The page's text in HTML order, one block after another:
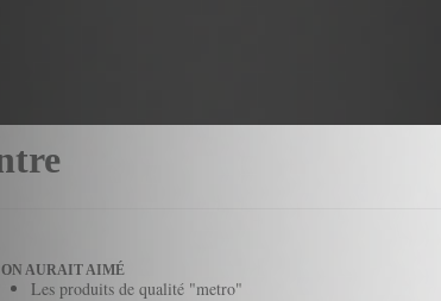
ON AURAIT AIMÉ
Les produits de qualité "metro"